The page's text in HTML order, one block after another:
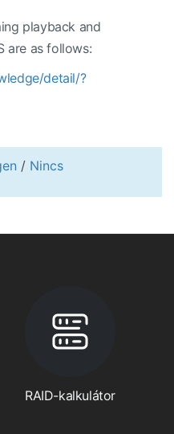
playback and
are as follows:
detail/?
/ Nincs
RAID-kalkulátor